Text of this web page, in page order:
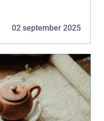
02 september 2025